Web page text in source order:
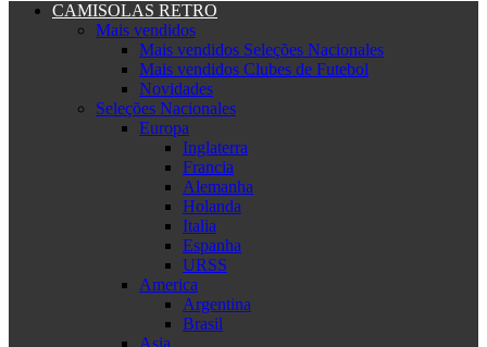
CAMISOLAS RETRO
Mais vendidos
Mais vendidos Seleções Nacionales
Mais vendidos Clubes de Futebol
Novidades
Seleções Nacionales
Europa
Inglaterra
Francia
Alemanha
Holanda
Italia
Espanha
URSS
America
Argentina
Brasil
Asia